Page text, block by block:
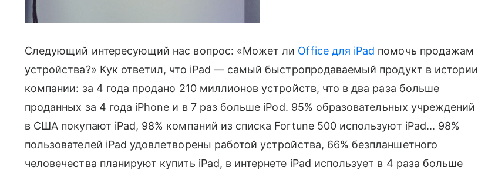
Следующий интересующий нас вопрос: «Может ли Office для iPad помочь продажам
устройства?» Кук ответил, что iPad — самый быстропродаваемый продукт в истории
компании: за 4 года продано 210 миллионов устройств, что в два раза больше
проданных за 4 года iPhone и в 7 раз больше iPod. 95% образовательных учреждений
в США покупают iPad, 98% компаний из списка Fortune 500 используют iPad... 98%
пользователей iPad удовлетворены работой устройства, 66% безпланшетного
человечества планируют купить iPad, в интернете iPad использует в 4 раза больше